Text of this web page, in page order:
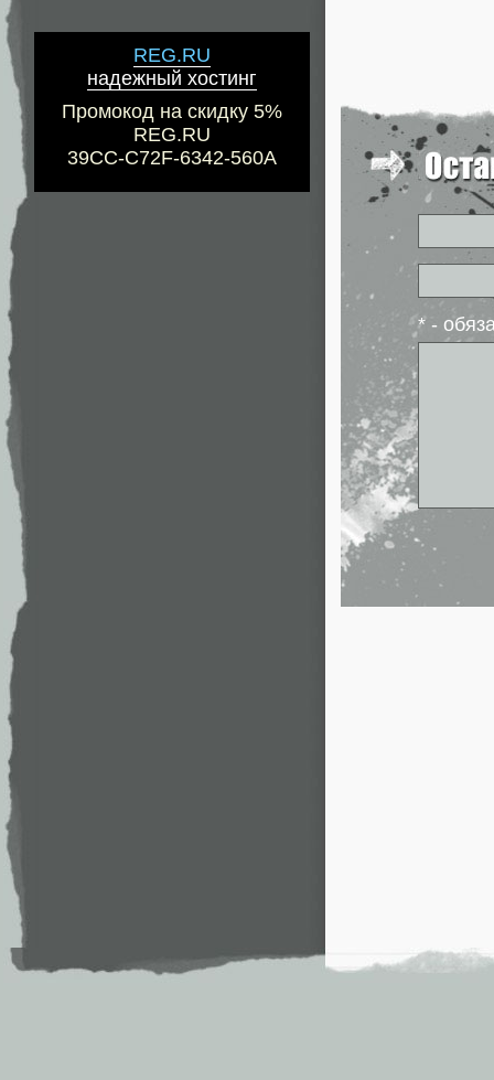
REG.RU
надежный хостинг
Промокод на скидку 5%
REG.RU
39CC-C72F-6342-560A
* -